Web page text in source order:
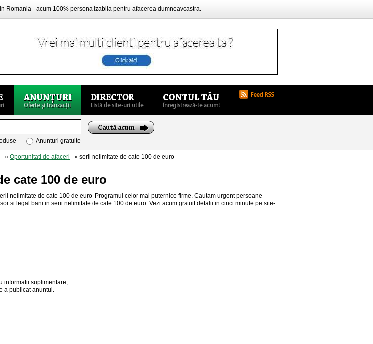
Romania - acum 100% personalizabila pentru afacerea dumneavoastra.
Anunturi gratuite
» Oportunitati de afaceri » serii nelimitate de cate 100 de euro
cate 100 de euro
nelimitate de cate 100 de euro! Programul celor mai puternice firme. Cautam urgent persoane
si legal bani in serii nelimitate de cate 100 de euro. Vezi acum gratuit detalii in cinci minute pe site-
informatii suplimentare,
a publicat anuntul.